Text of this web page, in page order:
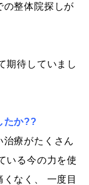
の整体院探しが
期待していまし
たか??
治療がたくさん
いる今の力を使
なく、 一度目